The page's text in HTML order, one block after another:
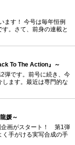
ます！ 今号は毎年恒例
。さて、前身の連載と
To The Action』～
弾です。前号に続き、今
ます。最近は専門的な
媛～
企画がスタート！ 第1弾
く手がける実写合成の手